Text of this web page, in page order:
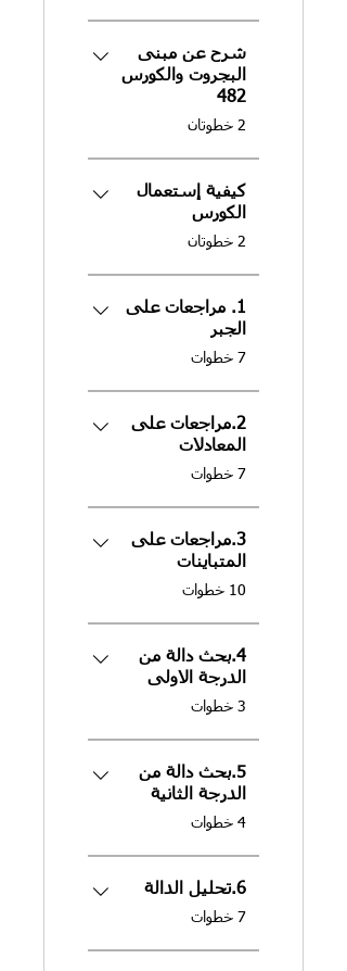
شرح عن مبنى
البجروت والكورس
482
.2 خطوتان
كيفية إستعمال
الكورس
.2 خطوتان
1. مراجعات على
الجبر
.7 خطوات
2.مراجعات على
المعادلات
.7 خطوات
3.مراجعات على
المتباينات
.10 خطوات
4.بحث دالة من
الدرجة الاولى
.3 خطوات
5.بحث دالة من
الدرجة الثانية
.
4 خطوات
6.تحليل الدالة
.7 خطوات